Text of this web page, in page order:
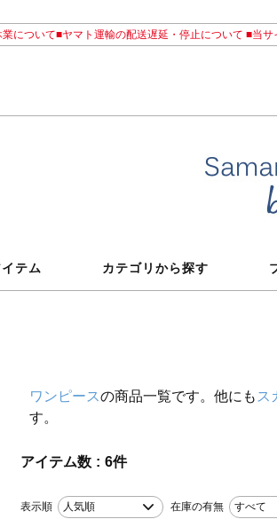
について■ヤマト運輸の配送遅延・停止について ■当
テム カテゴリから探す
ワンピースの商品一覧です。他にも ス
す。
アイテム数 6件
表示順 人気順 在庫の有無 すべて